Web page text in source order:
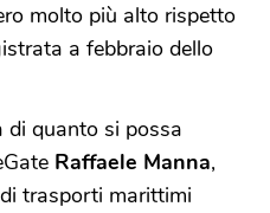
molto più alto rispetto
a febbraio dello
di quanto si possa
Raffaele Manna,
trasporti marittimi